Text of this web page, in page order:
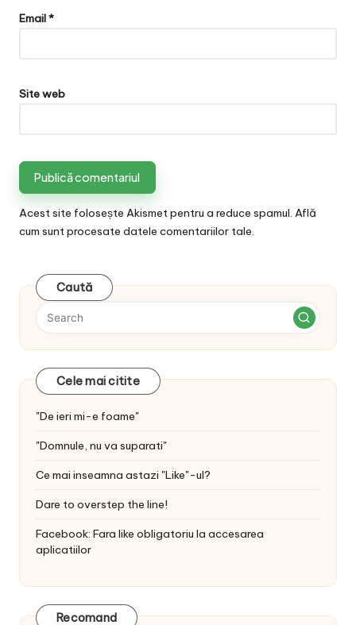
Email*
Site web
Acest site folosește Akismet pentru a reduce spamul. Află
cum sunt procesate datele comentariilor tale.
Caută
Cele mai citite
"De ieri mi-e foame"
"Domnule, nu va suparati"
Ce mai inseamna astazi "Like"-ul?
Dare to overstep the line!
Facebook: Fara like obligatoriu la accesarea
aplicatiilor
Recomand